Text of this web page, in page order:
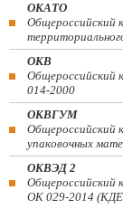
ОКАТО
Общероссийский
ОКВ
Общероссийский
014-2000
ОКВГУМ
Общероссийский
упаковочных
ОКВЭД 2
Общероссийский
ОК 029-2014